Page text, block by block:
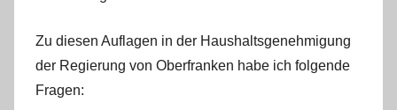
Zu diesen Auflagen in der Haushaltsgenehmigung
der Regierung von Oberfranken habe ich folgende
Fragen: